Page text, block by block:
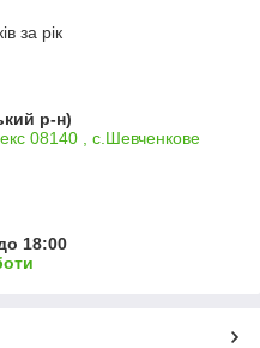
за рік
р-н)
08140 , с.Шевченкове
18:00